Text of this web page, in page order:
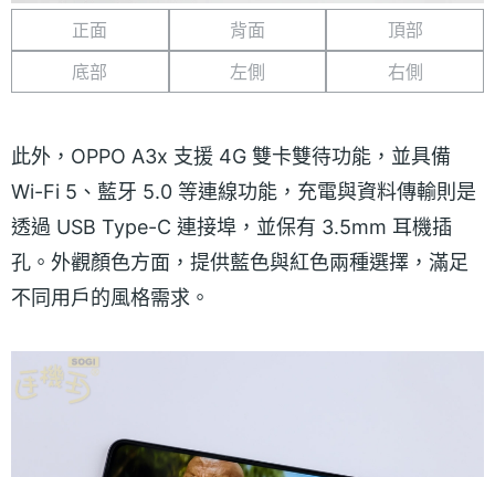
正面 背面
頂部
底部
左側 右側
此外，OPPO A3x 支援 4G 雙卡雙待功能，並具備
Wi-Fi 5、藍牙 5.0 等連線功能，充電與資料傳輸則是
透過 USB Type-C 連接埠，並保有 3.5mm 耳機插
孔。外觀顏色方面，提供藍色與紅色兩種選擇，滿足
不同用戶的風格需求。